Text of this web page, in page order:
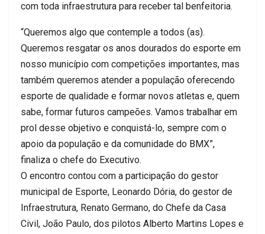
com toda infraestrutura para receber tal benfeitoria.
“Queremos algo que contemple a todos (as).
Queremos resgatar os anos dourados do esporte em
nosso município com competições importantes, mas
também queremos atender a população oferecendo
esporte de qualidade e formar novos atletas e, quem
sabe, formar futuros campeões. Vamos trabalhar em
prol desse objetivo e conquistá-lo, sempre com o
apoio da população e da comunidade do BMX”,
finaliza o chefe do Executivo.
O encontro contou com a participação do gestor
municipal de Esporte, Leonardo Dória, do gestor de
Infraestrutura, Renato Germano, do Chefe da Casa
Civil, João Paulo, dos pilotos Alberto Martins Lopes e